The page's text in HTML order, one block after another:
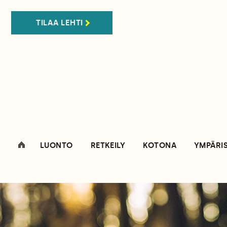
TILAA LEHTI
LUONTO RETKEILY KOTONA